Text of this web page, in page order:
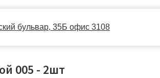
офис 3108
005 - 2шт